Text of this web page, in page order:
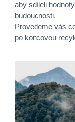
aby sdíleli
budoucnosti.
Provedeme vás
po koncovou